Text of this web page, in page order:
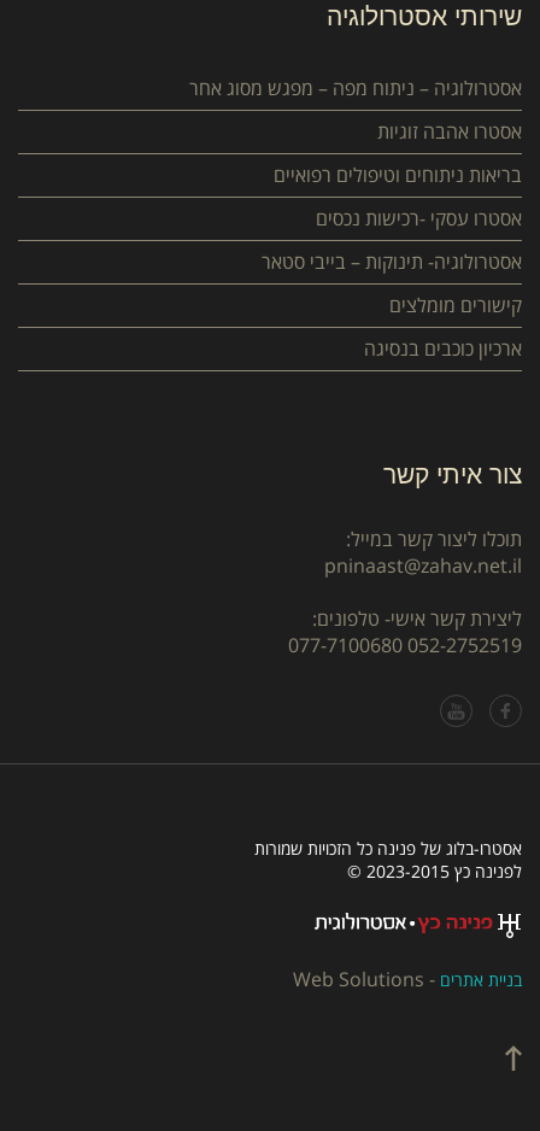
שירותי אסטרולוגיה
אסטרולוגיה – ניתוח מפה – מפגש מסוג אחר
אסטרו אהבה זוגיות
בריאות ניתוחים וטיפולים רפואיים
אסטרו עסקי -רכישות נכסים
אסטרולוגיה- תינוקות – בייבי סטאר
קישורים מומלצים
ארכיון כוכבים בנסיגה
צור איתי קשר
תוכלו ליצור קשר במייל:
pninaast@zahav.net.il
ליצירת קשר אישי- טלפונים:
052-2752519
077-7100680
אסטרו-בלוג של פנינה כל הזכויות שמורות
לפנינה כץ 2023-2015 ©
בניית אתרים -
Web Solutions